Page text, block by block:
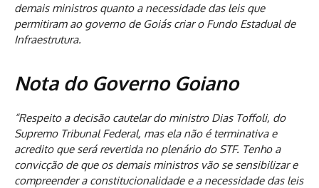
demais ministros quanto a necessidade das leis que
permitiram ao governo de Goiás criar o Fundo Estadual de
Infraestrutura.
Nota do Governo Goiano
“Respeito a decisão cautelar do ministro Dias Toffoli, do
Supremo Tribunal Federal, mas ela não é terminativa e
acredito que será revertida no plenário do STF. Tenho a
convicção de que os demais ministros vão se sensibilizar e
compreender a constitucionalidade e a necessidade das leis